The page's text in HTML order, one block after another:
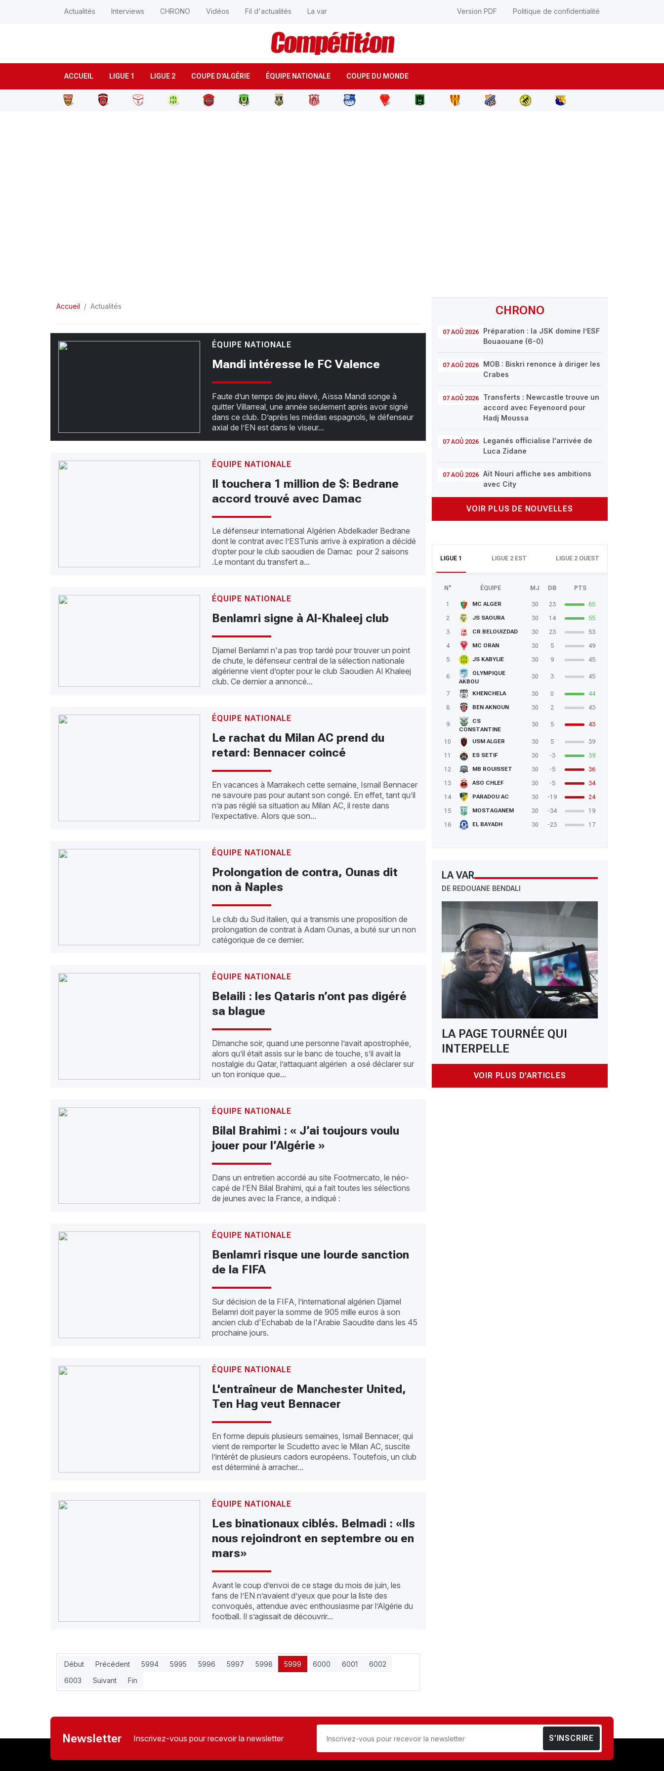
ACCUEIL LIGUE 1 LIGUE 2 COUPE D'ALGÉRIE ÉQUIPE NATIONALE COUPE DU MONDE
Actualités Interviews CHRONO Vidéos Fil d'actualités La var Version PDF Politique de confidentialité
CHRONO
07 AOÛ 2026
Préparation : la JSK domine l’ESF
Bouaouane (6-0)
07 AOÛ 2026
MOB : Biskri renonce à diriger les
Crabes
07 AOÛ 2026
Transferts : Newcastle trouve un
accord avec Feyenoord pour
Hadj Moussa
07 AOÛ 2026
Leganés officialise l'arrivée de
Luca Zidane
07 AOÛ 2026
Aït Nouri affiche ses ambitions
avec City
VOIR PLUS DE NOUVELLES
LIGUE 1 LIGUE 2 EST LIGUE 2 OUEST
N° ÉQUIPE MJ DB PTS
1 MC ALGER 30 23
65
2
JS SAOURA 30 14
55
3
CR BELOUIZDAD 30 23
53
4
MC ORAN 30 5
49
5
JS KABYLIE 30 9 45
6
OLYMPIQUE
AKBOU
30 3 45
7 KHENCHELA 30 0
44
8
BEN AKNOUN 30 2 43
9
CS
CONSTANTINE
30 5 43
10 USM ALGER 30 5
39
11
ES SETIF 30 -3
39
12
MB ROUISSET 30 -5
36
13
ASO CHLEF 30 -5
34
14
PARADOU AC 30 -19
24
15
MOSTAGANEM 30 -34
19
16
EL BAYADH 30 -23 17
LA VAR
DE REDOUANE BENDALI
LA PAGE TOURNÉE QUI
INTERPELLE
VOIR PLUS D'ARTICLES
Accueil Actualités
ÉQUIPE NATIONALE
Mandi intéresse le FC Valence
Faute d’un temps de jeu élevé, Aïssa Mandi songe à
quitter Villarreal, une année seulement après avoir signé
dans ce club. D’après les médias espagnols, le défenseur
axial de l’EN est dans le viseur...
ÉQUIPE NATIONALE
Il touchera 1 million de $: Bedrane
accord trouvé avec Damac
Le défenseur international Algérien Abdelkader Bedrane
dont le contrat avec l’ESTunis arrive à expiration a décidé
d’opter pour le club saoudien de Damac pour 2 saisons
.Le montant du transfert a...
ÉQUIPE NATIONALE
Benlamri signe à Al-Khaleej club
Djamel Benlamri n'a pas trop tardé pour trouver un point
de chute, le défenseur central de la sélection nationale
algérienne vient d’opter pour le club Saoudien Al Khaleej
club. Ce dernier a annoncé...
ÉQUIPE NATIONALE
Le rachat du Milan AC prend du
retard: Bennacer coincé
En vacances à Marrakech cette semaine, Ismail Bennacer
ne savoure pas pour autant son congé. En effet, tant qu’il
n’a pas réglé sa situation au Milan AC, il reste dans
l’expectative. Alors que son...
ÉQUIPE NATIONALE
Prolongation de contra, Ounas dit
non à Naples
Le club du Sud italien, qui a transmis une proposition de
prolongation de contrat à Adam Ounas, a buté sur un non
catégorique de ce dernier.
ÉQUIPE NATIONALE
Belaili : les Qataris n’ont pas digéré
sa blague
Dimanche soir, quand une personne l’avait apostrophée,
alors qu’il était assis sur le banc de touche, s’il avait la
nostalgie du Qatar, l’attaquant algérien a osé déclarer sur
un ton ironique que...
ÉQUIPE NATIONALE
Bilal Brahimi : « J’ai toujours voulu
jouer pour l’Algérie »
Dans un entretien accordé au site Footmercato, le néo-
capé de l’EN Bilal Brahimi, qui a fait toutes les sélections
de jeunes avec la France, a indiqué :
ÉQUIPE NATIONALE
Benlamri risque une lourde sanction
de la FIFA
Sur décision de la FIFA, l’international algérien Djamel
Belamri doit payer la somme de 905 mille euros à son
ancien club d'Echabab de la l'Arabie Saoudite dans les 45
prochaine jours.
ÉQUIPE NATIONALE
L'entraîneur de Manchester United,
Ten Hag veut Bennacer
En forme depuis plusieurs semaines, Ismail Bennacer, qui
vient de remporter le Scudetto avec le Milan AC, suscite
l’intérêt de plusieurs cadors européens. Toutefois, un club
est déterminé à arracher...
ÉQUIPE NATIONALE
Les binationaux ciblés. Belmadi : «Ils
nous rejoindront en septembre ou en
mars»
Avant le coup d’envoi de ce stage du mois de juin, les
fans de l’EN n’avaient d’yeux que pour la liste des
convoqués, attendue avec enthousiasme par l’Algérie du
football. Il s’agissait de découvrir...
Début Précédent 5994 5995 5996 5997 5998 5999 6000 6001
6002
6003
Suivant Fin
Newsletter Inscrivez-vous pour recevoir la newsletter S’INSCRIRE